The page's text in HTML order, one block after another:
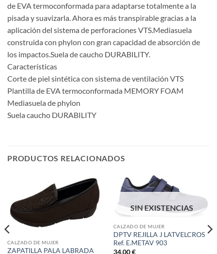
de EVA termoconformada para adaptarse totalmente a la
pisada y suavizarla. Ahora es más transpirable gracias a la
aplicación del sistema de perforaciones VTS.Mediasuela
construida con phylon con gran capacidad de absorción de
los impactos.Suela de caucho DURABILITY.
Características
Corte de piel sintética con sistema de ventilación VTS
Plantilla de EVA termoconformada MEMORY FOAM
Mediasuela de phylon
Suela caucho DURABILITY
PRODUCTOS RELACIONADOS
CALZADO DE MUJER
ZAPATILLA PALA LABRADA
SIN EXISTENCIAS
CALZADO DE MUJER
DPTV REJILLA J LATVELCROS
Ref. E.METAV 903
34,00€